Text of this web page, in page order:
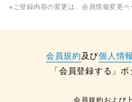
※ご登録内容の変更は、会員情報変更
会員規約及び個人情
「会員登録する」
会員規約および